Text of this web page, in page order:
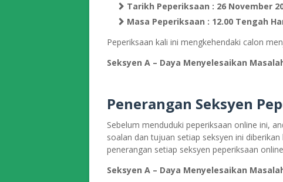
Tarikh Peperiksaan : 26 November
Masa Peperiksaan : 12.00 Tengah
Peperiksaan kali ini mengkehendaki calon
Seksyen A – Daya Menyelesaikan
Penerangan Seksyen
Sebelum menduduki peperiksaan online ini,
soalan dan tujuan setiap seksyen ini
penerangan setiap seksyen peperiksaan
Seksyen A – Daya Menyelesaikan